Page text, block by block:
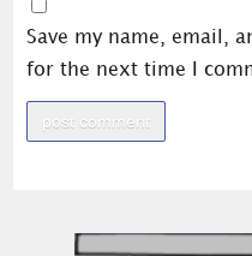
Save my name, email,
for the next time I